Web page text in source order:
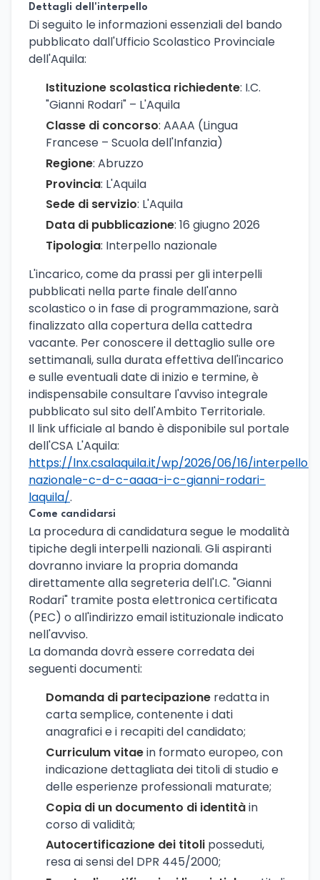
Dettagli dell'interpello
Di seguito le informazioni essenziali del bando
pubblicato dall'Ufficio Scolastico Provinciale
dell'Aquila:
Istituzione scolastica richiedente: I.C.
"Gianni Rodari" – L'Aquila
Classe di concorso: AAAA (Lingua
Francese – Scuola dell'Infanzia)
Regione: Abruzzo
Provincia: L'Aquila
Sede di servizio: L'Aquila
Data di pubblicazione: 16 giugno 2026
Tipologia: Interpello nazionale
L'incarico, come da prassi per gli interpelli
pubblicati nella parte finale dell'anno
scolastico o in fase di programmazione, sarà
finalizzato alla copertura della cattedra
vacante. Per conoscere il dettaglio sulle ore
settimanali, sulla durata effettiva dell'incarico
e sulle eventuali date di inizio e termine, è
indispensabile consultare l'avviso integrale
pubblicato sul sito dell'Ambito Territoriale.
Il link ufficiale al bando è disponibile sul portale
dell'CSA L'Aquila:
https://lnx.csalaquila.it/wp/2026/06/16/interpello-
nazionale-c-d-c-aaaa-i-c-gianni-rodari-
laquila/.
Come candidarsi
La procedura di candidatura segue le modalità
tipiche degli interpelli nazionali. Gli aspiranti
dovranno inviare la propria domanda
direttamente alla segreteria dell'I.C. "Gianni
Rodari" tramite posta elettronica certificata
(PEC) o all'indirizzo email istituzionale indicato
nell'avviso.
La domanda dovrà essere corredata dei
seguenti documenti:
Domanda di partecipazione redatta in
carta semplice, contenente i dati
anagrafici e i recapiti del candidato;
Curriculum vitaein formato europeo, con
indicazione dettagliata dei titoli di studio e
delle esperienze professionali maturate;
Copia di un documento di identitàin
corso di validità;
Autocertificazione dei titoli posseduti,
resa ai sensi del DPR 445/2000;